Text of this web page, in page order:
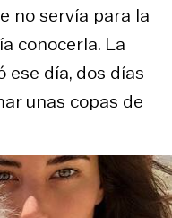
no servía para la
conocerla. La
ese día, dos días
unas copas de